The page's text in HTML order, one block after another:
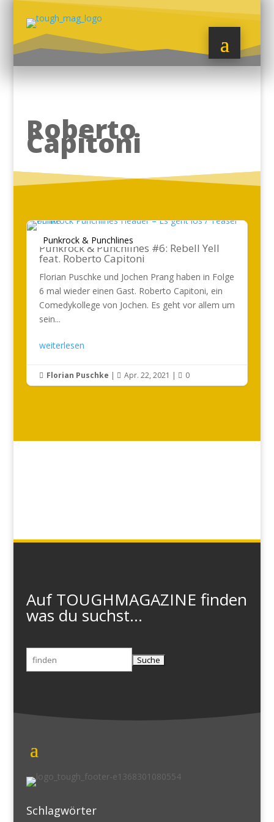
Roberto
Capitoni
Punkrock & Punchlines
Punkrock & Punchlines #6: Rebell Yell
feat. Roberto Capitoni
Florian Puschke und Jochen Prang haben in Folge
6 mal wieder einen Gast. Roberto Capitoni, ein
Comedykollege von Jochen. Es geht vor allem um
sein...
weiterlesen
 Florian Puschke |  Apr. 22, 2021 |  0
Auf TOUGHMAGAZINE finden
was du suchst...
Suchen
nach:
Schlagwörter